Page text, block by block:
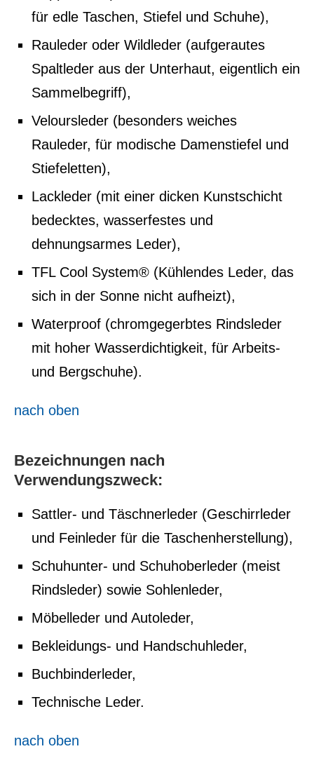
für edle Taschen, Stiefel und Schuhe),
Rauleder oder Wildleder (aufgerautes
Spaltleder aus der Unterhaut, eigentlich ein
Sammelbegriff),
Veloursleder (besonders weiches
Rauleder, für modische Damenstiefel und
Stiefeletten),
Lackleder (mit einer dicken Kunstschicht
bedecktes, wasserfestes und
dehnungsarmes Leder),
TFL Cool System® (Kühlendes Leder, das
sich in der Sonne nicht aufheizt),
Waterproof (chromgegerbtes Rindsleder
mit hoher Wasserdichtigkeit, für Arbeits-
und Bergschuhe).
nach oben
Bezeichnungen nach
Verwendungszweck:
Sattler- und Täschnerleder (Geschirrleder
und Feinleder für die Taschenherstellung),
Schuhunter- und Schuhoberleder (meist
Rindsleder) sowie Sohlenleder,
Möbelleder und Autoleder,
Bekleidungs- und Handschuhleder,
Buchbinderleder,
Technische Leder.
nach oben